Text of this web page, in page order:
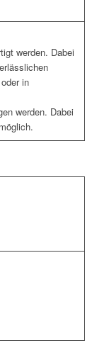
werden. Dabei
in
werden. Dabei